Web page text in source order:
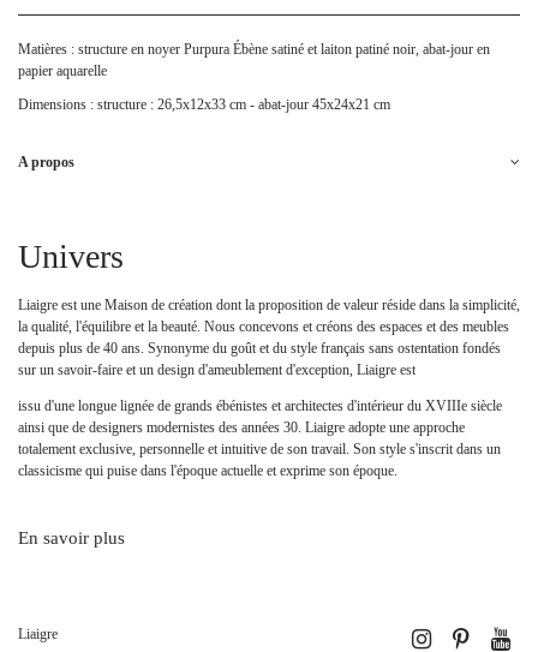
Matières : structure en noyer Purpura Ébène satiné et laiton patiné noir, abat-jour en
papier aquarelle
Dimensions : structure : 26,5x12x33 cm - abat-jour 45x24x21 cm
A propos
Univers
Liaigre est une Maison de création dont la proposition de valeur réside dans la simplicité,
la qualité, l'équilibre et la beauté. Nous concevons et créons des espaces et des meubles
depuis plus de 40 ans. Synonyme du goût et du style français sans ostentation fondés
sur un savoir-faire et un design d'ameublement d'exception, Liaigre est
issu d'une longue lignée de grands ébénistes et architectes d'intérieur du XVIIIe siècle
ainsi que de designers modernistes des années 30. Liaigre adopte une approche
totalement exclusive, personnelle et intuitive de son travail. Son style s'inscrit dans un
classicisme qui puise dans l'époque actuelle et exprime son époque.
En savoir plus
Liaigre